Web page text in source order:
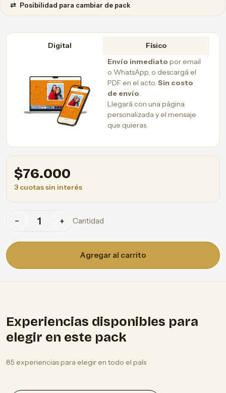
⇄ Posibilidad para cambiar de pack
Digital
Físico
Envío inmediato por email
o WhatsApp, o descargá el
PDF en el acto. Sin costo
de envío.
Llegará con una página
personalizada y el mensaje
que quieras.
$76.000
3 cuotas sin interés
− + Cantidad
Agregar al carrito
Experiencias disponibles para
elegir en este pack
85 experiencias para elegir en todo el país